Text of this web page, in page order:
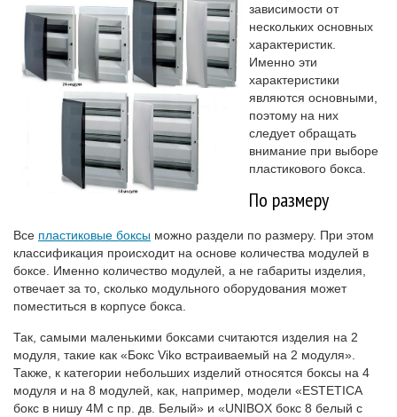
зависимости от
нескольких основных
характеристик.
Именно эти
характеристики
являются основными,
поэтому на них
следует обращать
внимание при выборе
пластикового бокса.
По размеру
Все пластиковые боксы можно раздели по размеру. При этом
классификация происходит на основе количества модулей в
боксе. Именно количество модулей, а не габариты изделия,
отвечает за то, сколько модульного оборудования может
поместиться в корпусе бокса.
Так, самыми маленькими боксами считаются изделия на 2
модуля, такие как «Бокс Viko встраиваемый на 2 модуля».
Также, к категории небольших изделий относятся боксы на 4
модуля и на 8 модулей, как, например, модели «ESTETICA
бокс в нишу 4М с пр. дв. Белый» и «UNIBOX бокс 8 белый с